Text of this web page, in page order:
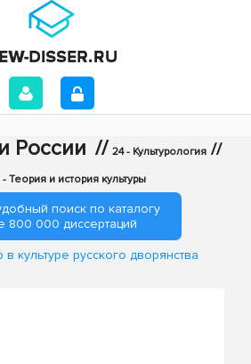
России // 24 - Культурология //
Теория и история культуры
поиск по каталогу
800 000 диссертаций
культуре русского дворянства